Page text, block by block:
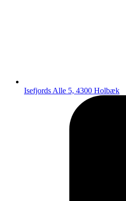
Isefjords Alle 5, 4300 Holbæk